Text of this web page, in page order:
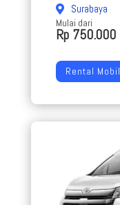
Surabaya
Mulai dari
Rp 750.000
Rental Mobil